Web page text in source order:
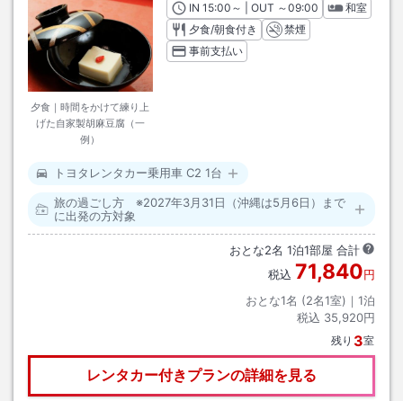
夕食｜時間をかけて練り上
げた自家製胡麻豆腐（一
例）
INチェックイン
15:00 ～ | OUT チェックアウト
～09:00
和室
夕食/朝食付き
禁煙
事前支払い
トヨタレンタカー乗用車 C2 1台
旅の過ごし方 ※2027年3月31日（沖縄は5月6日）まで
に出発の方対象
おとな2名 1泊1部屋 合計
税込 71,840円
おとな1名 (2名1室)｜ 1泊
税込 35,920円
残り 3室
レンタカー付きプランの詳細を見る